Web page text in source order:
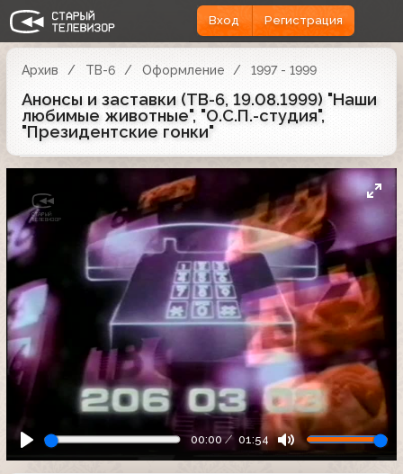
Вход Регистрация
Архив ТВ-6 Оформление 1997 - 1999
Анонсы и заставки (ТВ-6, 19.08.1999) "Наши
любимые животные", "О.С.П.-студия",
"Президентские гонки"
00:00 01:54